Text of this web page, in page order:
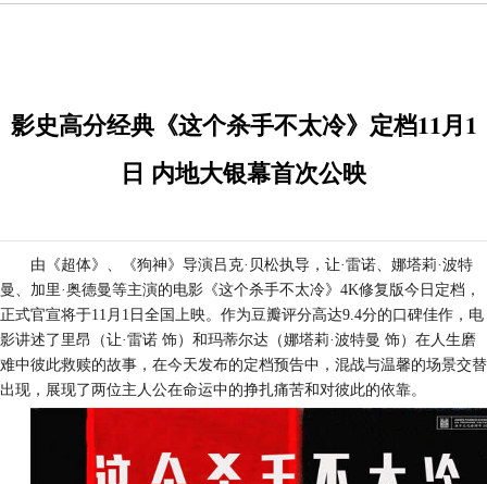
影史高分经典《这个杀手不太冷》定档11月1
日 内地大银幕首次公映
由《超体》 、 《狗神》导演吕克·贝松执导，让·雷诺、 娜塔莉·波特
曼 、 加里 ·奥德曼等主演的电影《这个杀手不太冷》 4K修复版今日定档，
正式官宣将于11 月 1 日全国上映。作为豆瓣评分高达9.4分的口碑佳作，电
影讲述了里昂（让·雷诺 饰）和玛蒂尔达（娜塔莉·波特曼 饰）在人生磨
难中彼此救赎的故事，在今天发布的定档预告中，混战与温馨的场景交替
出现，展现了两位主人公在命运中的挣扎痛苦和对彼此的依靠。